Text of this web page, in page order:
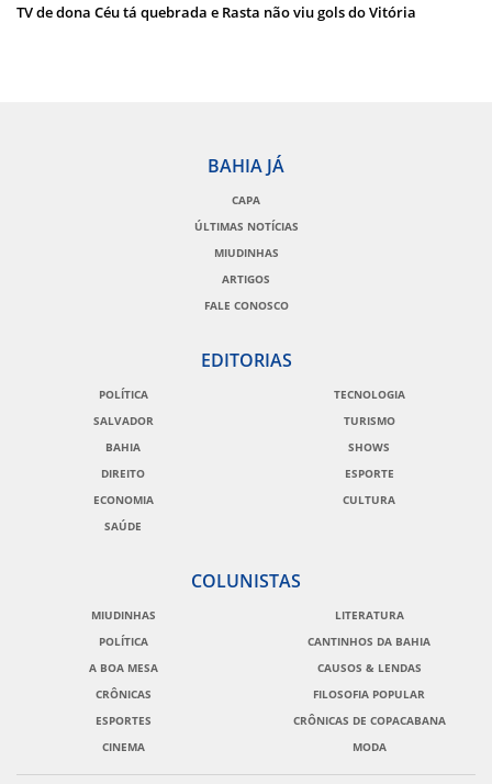
TV de dona Céu tá quebrada e Rasta não viu gols do Vitória
BAHIA JÁ
CAPA
ÚLTIMAS NOTÍCIAS
MIUDINHAS
ARTIGOS
FALE CONOSCO
EDITORIAS
POLÍTICA
SALVADOR
BAHIA
DIREITO
ECONOMIA
SAÚDE
TECNOLOGIA
TURISMO
SHOWS
ESPORTE
CULTURA
COLUNISTAS
MIUDINHAS
POLÍTICA
A BOA MESA
CRÔNICAS
ESPORTES
CINEMA
LITERATURA
CANTINHOS DA BAHIA
CAUSOS & LENDAS
FILOSOFIA POPULAR
CRÔNICAS DE COPACABANA
MODA